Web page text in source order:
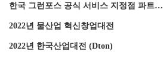
한국 그런포스 공식 서비스 지정점 파트…
2022년 물산업 혁신창업대전
2022년 한국산업대전 (Dton)